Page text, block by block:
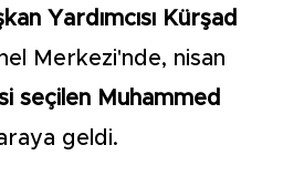
Yardımcısı Kürşad
Merkezi'nde, nisan
seçilen Muhammed
geldi.